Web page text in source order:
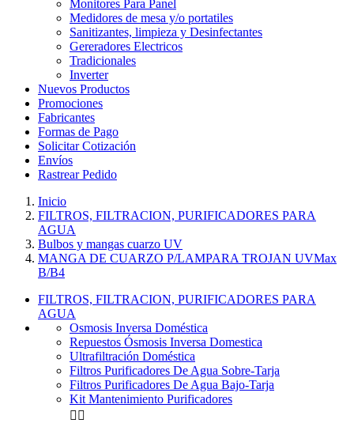
Monitores Para Panel
Medidores de mesa y/o portatiles
Sanitizantes, limpieza y Desinfectantes
Gereradores Electricos
Tradicionales
Inverter
Nuevos Productos
Promociones
Fabricantes
Formas de Pago
Solicitar Cotización
Envíos
Rastrear Pedido
Inicio
FILTROS, FILTRACION, PURIFICADORES PARA
AGUA
Bulbos y mangas cuarzo UV
MANGA DE CUARZO P/LAMPARA TROJAN UVMax
B/B4
FILTROS, FILTRACION, PURIFICADORES PARA
AGUA
Osmosis Inversa Doméstica
Repuestos Ósmosis Inversa Domestica
Ultrafiltración Doméstica
Filtros Purificadores De Agua Sobre-Tarja
Filtros Purificadores De Agua Bajo-Tarja
Kit Mantenimiento Purificadores
 